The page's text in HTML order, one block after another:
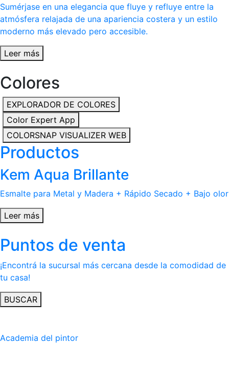
Sumérjase en una elegancia que fluye y refluye entre la
atmósfera relajada de una apariencia costera y un estilo
moderno más elevado pero accesible.
Leer más
Colores
EXPLORADOR DE COLORES
Color Expert App
COLORSNAP VISUALIZER WEB
Productos
Kem Aqua Brillante
Esmalte para Metal y Madera + Rápido Secado + Bajo olor
Leer más
Puntos de venta
¡Encontrá la sucursal más cercana desde la comodidad de
tu casa!
BUSCAR
Academia del pintor